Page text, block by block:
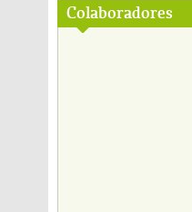
Colaboradores